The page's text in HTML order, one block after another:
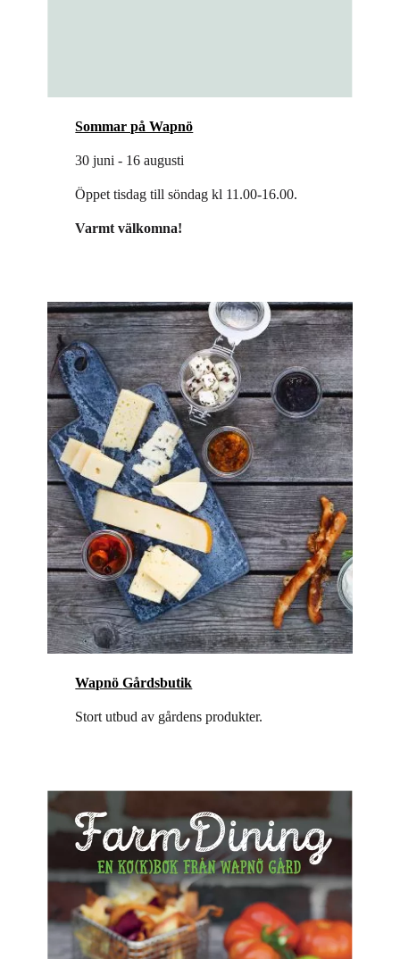
Sommar på Wapnö
30 juni - 16 augusti
Öppet tisdag till söndag kl 11.00-16.00.
Varmt välkomna!
WapnöGårdsbutik
Stort utbud av gårdens produkter.